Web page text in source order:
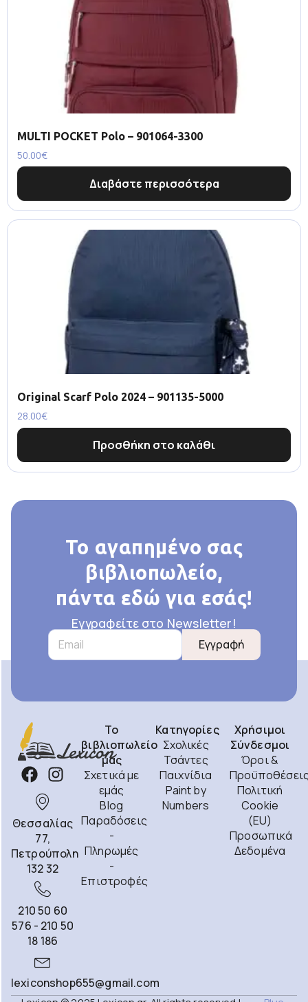
MULTI POCKET Polo – 901064-3300
50.00€
Διαβάστε περισσότερα
Original Scarf Polo 2024 – 901135-5000
28.00€
Προσθήκη στο καλάθι
Το αγαπημένο σας
βιβλιοπωλείο,
πάντα εδώ για εσάς!
Εγγραφείτε στο Newsletter!
Εγγραφή
Θεσσαλίας
77,
Πετρούπολη
132 32
210 50 60
576 - 210 50
18 186
lexiconshop655@gmail.com
Το
βιβλιοπωλείο
μας
Σχετικά με
εμάς
Blog
Παραδόσεις
-
Πληρωμές
-
Επιστροφές
Κατηγορίες
Σχολικές
Τσάντες
Παιχνίδια
Paint by
Numbers
Χρήσιμοι
Σύνδεσμοι
Όροι &
Πολιτική
Cookie
(EU)
Προσωπικά
Δεδομένα